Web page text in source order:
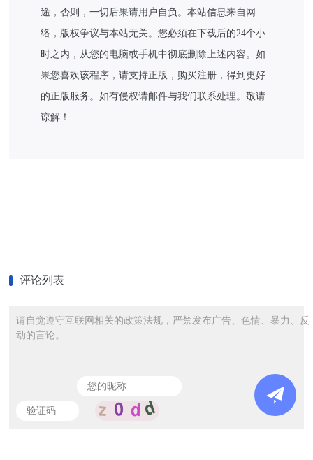
途，否则，一切后果请用户自负。本站信息来自网
络，版权争议与本站无关。您必须在下载后的24个小
时之内，从您的电脑或手机中彻底删除上述内容。如
果您喜欢该程序，请支持正版，购买注册，得到更好
的正版服务。如有侵权请邮件与我们联系处理。敬请
谅解！
评论列表
请自觉遵守互联网相关的政策法规，严禁发布广告、色情、暴力、反
动的言论。